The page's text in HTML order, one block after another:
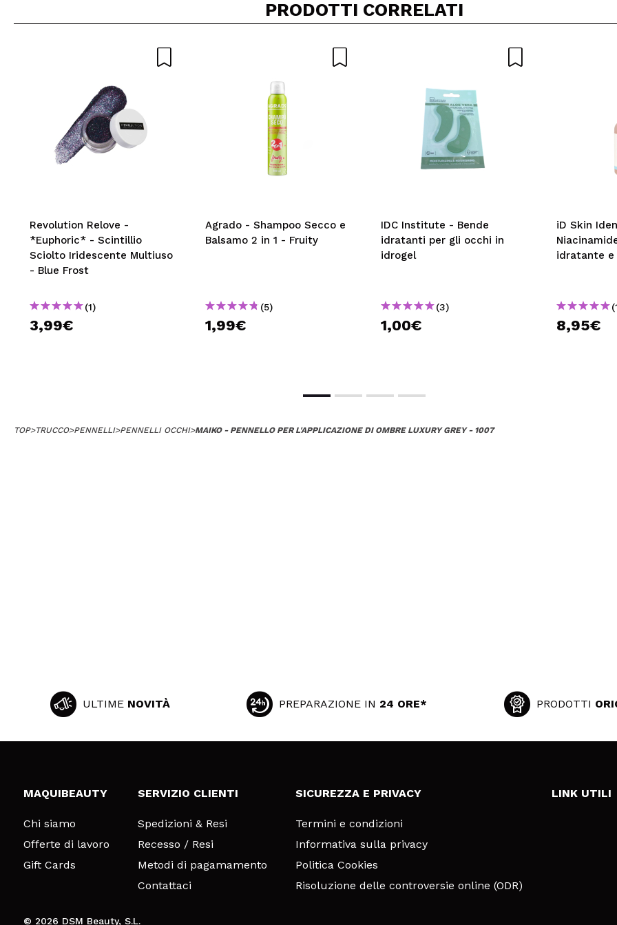
PRODOTTI CORRELATI
Revolution Relove -
*Euphoric* - Scintillio
Sciolto Iridescente Multiuso
- Blue Frost
(1)
3,99€
Agrado - Shampoo Secco e
Balsamo 2 in 1 - Fruity
(5)
1,99€
IDC Institute - Bende
idratanti per gli occhi in
idrogel
(3)
1,00€
iD Skin
idratante
8,95€
TOP>TRUCCO>PENNELLI>PENNELLI OCCHI>MAIKO - PENNELLO PER L'APPLICAZIONE DI OMBRE LUXURY GREY - 1007
ULTIME NOVITÀ PREPARAZIONE IN 24 ORE* PRODOTTI
MAQUIBEAUTY
Chi siamo
Offerte di lavoro
Gift Cards
SERVIZIO CLIENTI
Spedizioni & Resi
Recesso / Resi
Metodi di pagamamento
Contattaci
SICUREZZA E PRIVACY
Termini e condizioni
Informativa sulla privacy
Politica Cookies
Risoluzione delle controversie online (ODR)
LINK UTILI
© 2026 DSM Beauty, S.L.